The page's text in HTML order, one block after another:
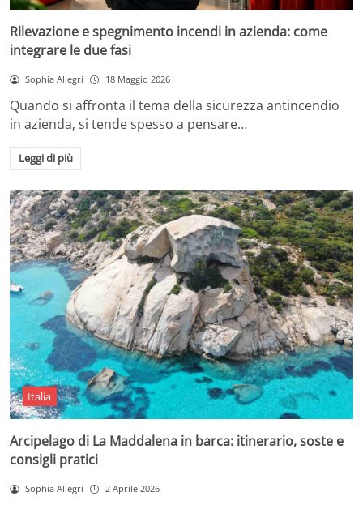
Rilevazione e spegnimento incendi in azienda: come
integrare le due fasi
Sophia Allegri 18 Maggio 2026
Quando si affronta il tema della sicurezza antincendio
in azienda, si tende spesso a pensare…
Leggi di più
Italia
Arcipelago di La Maddalena in barca: itinerario, soste e
consigli pratici
Sophia Allegri 2 Aprile 2026